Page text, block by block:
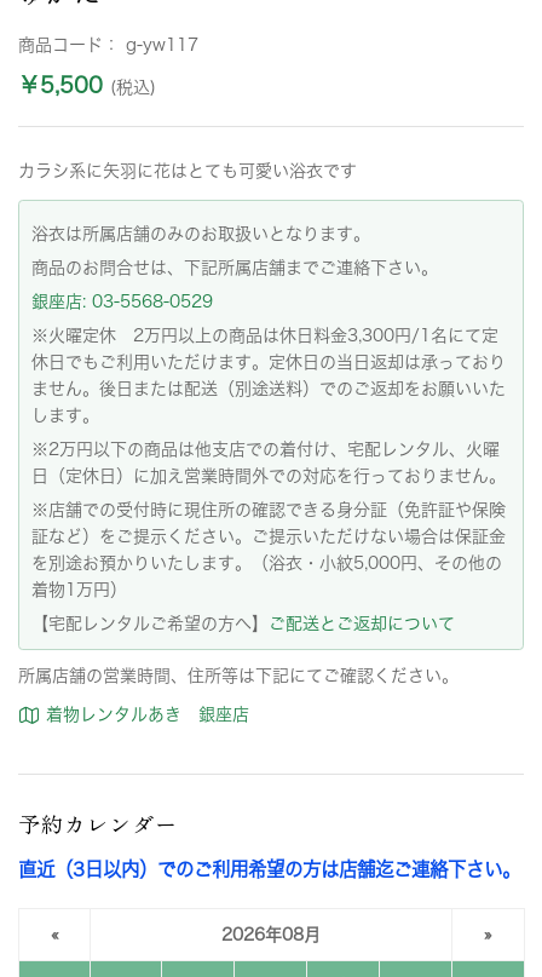
商品コード： g-yw117
￥5,500 (税込)
カラシ系に矢羽に花はとても可愛い浴衣です
浴衣は所属店舗のみのお取扱いとなります。
商品のお問合せは、下記所属店舗までご連絡下さい。
銀座店: 03-5568-0529
※火曜定休 2万円以上の商品は休日料金3,300円/1名にて定
休日でもご利用いただけます。定休日の当日返却は承っており
ません。後日または配送（別途送料）でのご返却をお願いいた
します。
※2万円以下の商品は他支店での着付け、宅配レンタル、火曜
日（定休日）に加え営業時間外での対応を行っておりません。
※店舗での受付時に現住所の確認できる身分証（免許証や保険
証など）をご提示ください。ご提示いただけない場合は保証金
を別途お預かりいたします。（浴衣・小紋5,000円、その他の
着物1万円）
【宅配レンタルご希望の方へ】
ご配送とご返却について
所属店舗の営業時間、住所等は下記にてご確認ください。
着物レンタルあき 銀座店
予約カレンダー
直近（3日以内）でのご利用希望の方は店舗迄ご連絡下さい。
« 2026年08月 »